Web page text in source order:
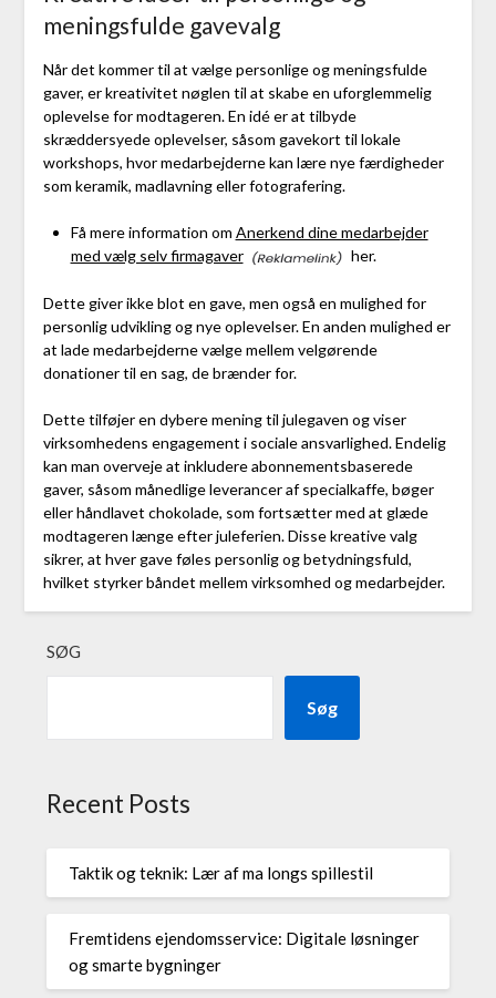
meningsfulde gavevalg
Når det kommer til at vælge personlige og meningsfulde
gaver, er kreativitet nøglen til at skabe en uforglemmelig
oplevelse for modtageren. En idé er at tilbyde
skræddersyede oplevelser, såsom gavekort til lokale
workshops, hvor medarbejderne kan lære nye færdigheder
som keramik, madlavning eller fotografering.
Få mere information om Anerkend dine medarbejder
med vælg selv firmagaver
her.
Dette giver ikke blot en gave, men også en mulighed for
personlig udvikling og nye oplevelser. En anden mulighed er
at lade medarbejderne vælge mellem velgørende
donationer til en sag, de brænder for.
Dette tilføjer en dybere mening til julegaven og viser
virksomhedens engagement i sociale ansvarlighed. Endelig
kan man overveje at inkludere abonnementsbaserede
gaver, såsom månedlige leverancer af specialkaffe, bøger
eller håndlavet chokolade, som fortsætter med at glæde
modtageren længe efter juleferien. Disse kreative valg
sikrer, at hver gave føles personlig og betydningsfuld,
hvilket styrker båndet mellem virksomhed og medarbejder.
SØG
Søg
Recent Posts
Taktik og teknik: Lær af ma longs spillestil
Fremtidens ejendomsservice: Digitale løsninger
og smarte bygninger